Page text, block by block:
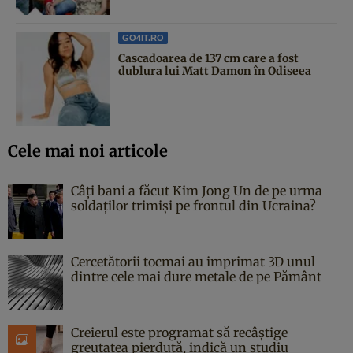
GO4IT.RO
Cascadoarea de 137 cm care a fost
dublura lui Matt Damon în Odiseea
Cele mai noi articole
Câți bani a făcut Kim Jong Un de pe urma
soldaților trimiși pe frontul din Ucraina?
Cercetătorii tocmai au imprimat 3D unul
dintre cele mai dure metale de pe Pământ
Creierul este programat să recâștige
greutatea pierdută, indică un studiu